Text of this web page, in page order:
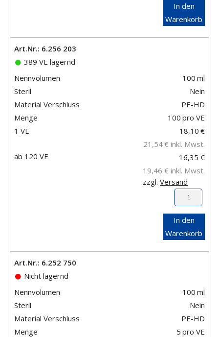
In den
Warenkorb
Art.Nr.: 6.256 203
389 VE lagernd
Nennvolumen
100 ml
Steril
Nein
Material Verschluss
PE-HD
Menge
100 pro VE
1 VE
18,10 €
21,54€ inkl. Mwst.
ab 120 VE
16,35 €
19,46 € inkl. Mwst.
zzgl. Versand
In den
Warenkorb
Art.Nr.: 6.252 750
Nicht lagernd
Nennvolumen
100 ml
Steril
Nein
Material Verschluss
PE-HD
Menge
5 pro VE